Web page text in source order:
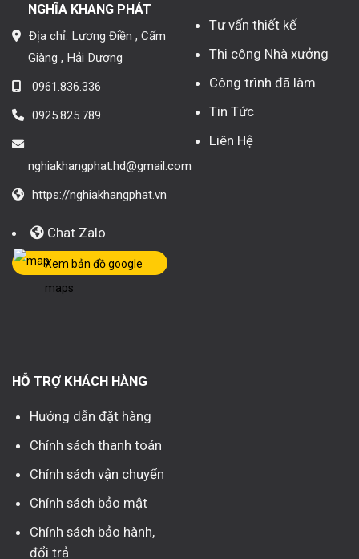
NGHĨA KHANG PHÁT
Địa chỉ: Lương Điền , Cẩm
Giàng , Hải Dương
0961.836.336
0925.825.789
nghiakhangphat.hd@gmail.com
https://nghiakhangphat.vn
Chat Zalo
Xem bản đồ google
maps
Tư vấn thiết kế
Thi công Nhà xưởng
Công trình đã làm
Tin Tức
Liên Hệ
HỖ TRỢ KHÁCH HÀNG
Hướng dẫn đặt hàng
Chính sách thanh toán
Chính sách vận chuyển
Chính sách bảo mật
Chính sách bảo hành,
đổi trả